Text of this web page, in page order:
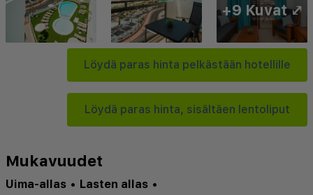
Löydä paras hinta pelkästään hotellille
Löydä paras hinta, sisältäen lentoliput
+9 Kuvat ⤢
Mukavuudet
Uima-allas • Lasten allas •